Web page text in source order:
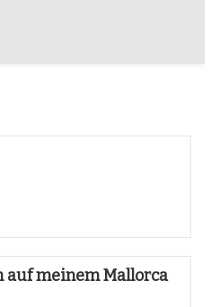
meinem Mallorca